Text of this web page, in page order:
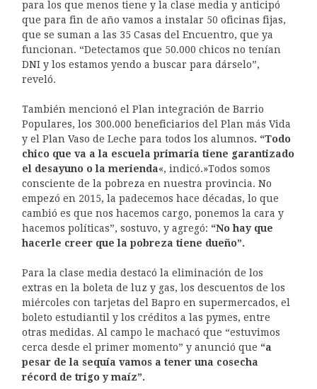
para los que menos tiene y la clase media y anticipó
que para fin de año vamos a instalar 50 oficinas fijas,
que se suman a las 35 Casas del Encuentro, que ya
funcionan. “Detectamos que 50.000 chicos no tenían
DNI y los estamos yendo a buscar para dárselo”,
reveló.
También mencionó el Plan integración de Barrio
Populares, los 300.000 beneficiarios del Plan más Vida
y el Plan Vaso de Leche para todos los alumnos. “Todo
chico que va a la escuela primaria tiene garantizado
el desayuno o la merienda«, indicó.»Todos somos
consciente de la pobreza en nuestra provincia. No
empezó en 2015, la padecemos hace décadas, lo que
cambió es que nos hacemos cargo, ponemos la cara y
hacemos políticas”, sostuvo, y agregó: “No hay que
hacerle creer que la pobreza tiene dueño”.
Para la clase media destacó la eliminación de los
extras en la boleta de luz y gas, los descuentos de los
miércoles con tarjetas del Bapro en supermercados, el
boleto estudiantil y los créditos a las pymes, entre
otras medidas. Al campo le machacó que “estuvimos
cerca desde el primer momento” y anunció que “a
pesar de la sequía vamos a tener una cosecha
récord de trigo y maíz”.